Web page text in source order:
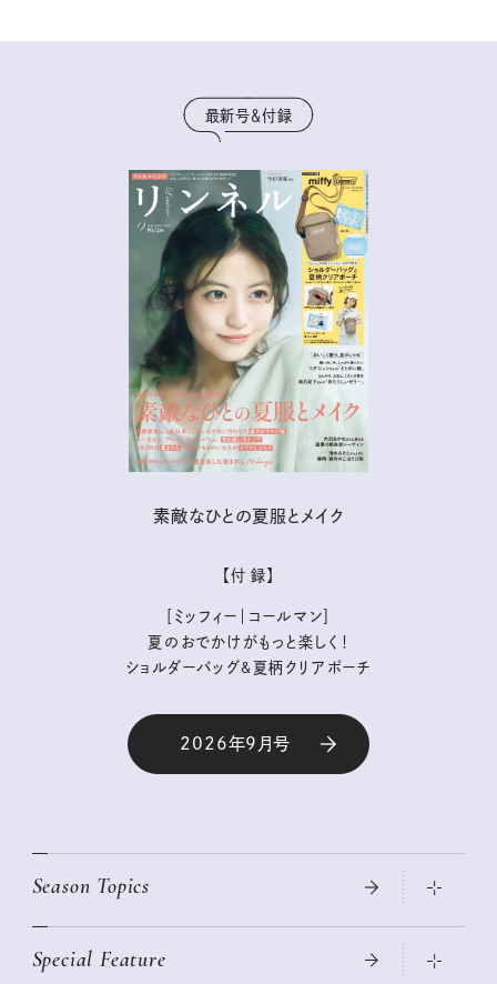
最新号＆付録
素敵なひとの夏服とメイク
【付 録】
［ミッフィー｜コールマン］
夏のおでかけがもっと楽しく！
ショルダーバッグ&夏柄クリアポーチ
2026年9月号
Season Topics
真夏のひんやりグッズ 2026
Special Feature